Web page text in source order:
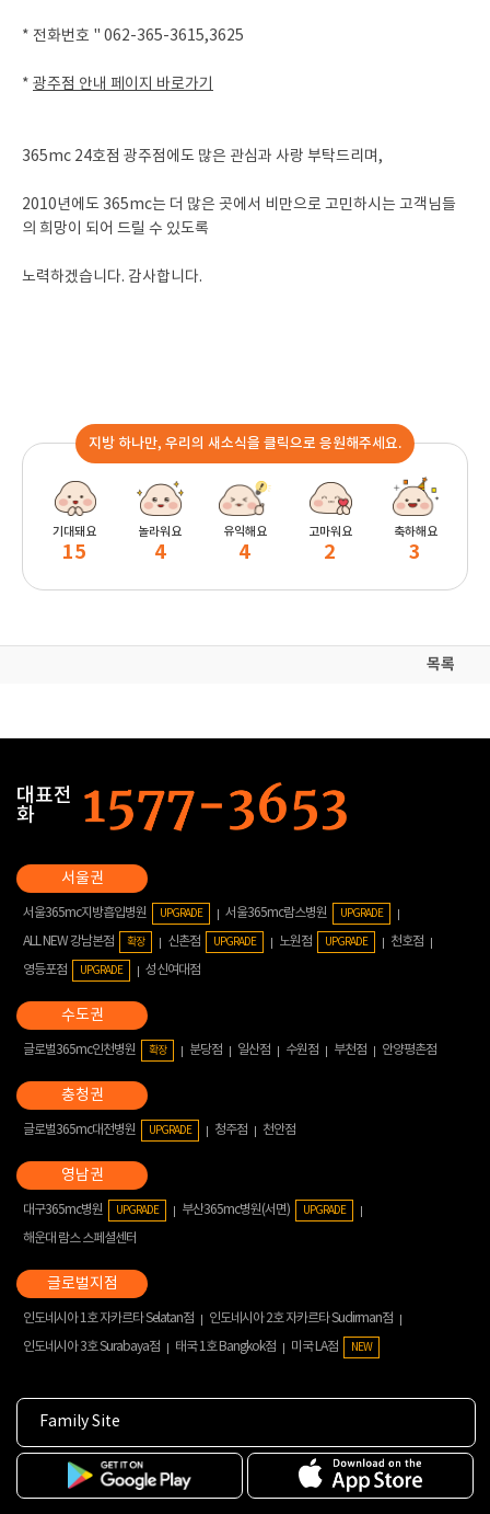
* 전화번호 " 062-365-3615,3625
* 광주점 안내 페이지 바로가기
365mc 24호점 광주점에도 많은 관심과 사랑 부탁드리며,
2010년에도 365mc는 더 많은 곳에서 비만으로 고민하시는 고객님들
의 희망이 되어 드릴 수 있도록
노력하겠습니다. 감사합니다.
지방 하나만, 우리의 새소식을 클릭으로 응원해주세요.
기대돼요
15
놀라워요
4
유익해요
4
고마워요
2
축하해요
3
목록
대표전
화
서울365mc지방흡입병원 UPGRADE 서울365mc람스병원 UPGRADE
ALL NEW 강남본점 확장 신촌점 UPGRADE 노원점 UPGRADE
천호점
영등포점
UPGRADE 성신여대점
글로벌365mc인천병원 확장 분당점 일산점 수원점 부천점 안양평촌점
글로벌365mc대전병원 UPGRADE 청주점 천안점
대구365mc병원 UPGRADE 부산365mc병원(서면) UPGRADE
해운대 람스 스페셜센터
인도네시아 1호 자카르타 Selatan점
인도네시아 2호 자카르타 Sudirman점
인도네시아 3호 Surabaya점
태국 1호 Bangkok점 미국 LA점 NEW
Family Site